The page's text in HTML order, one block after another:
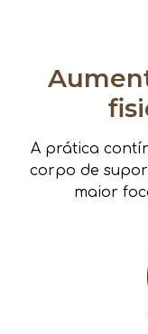
A prática
corpo de
maior